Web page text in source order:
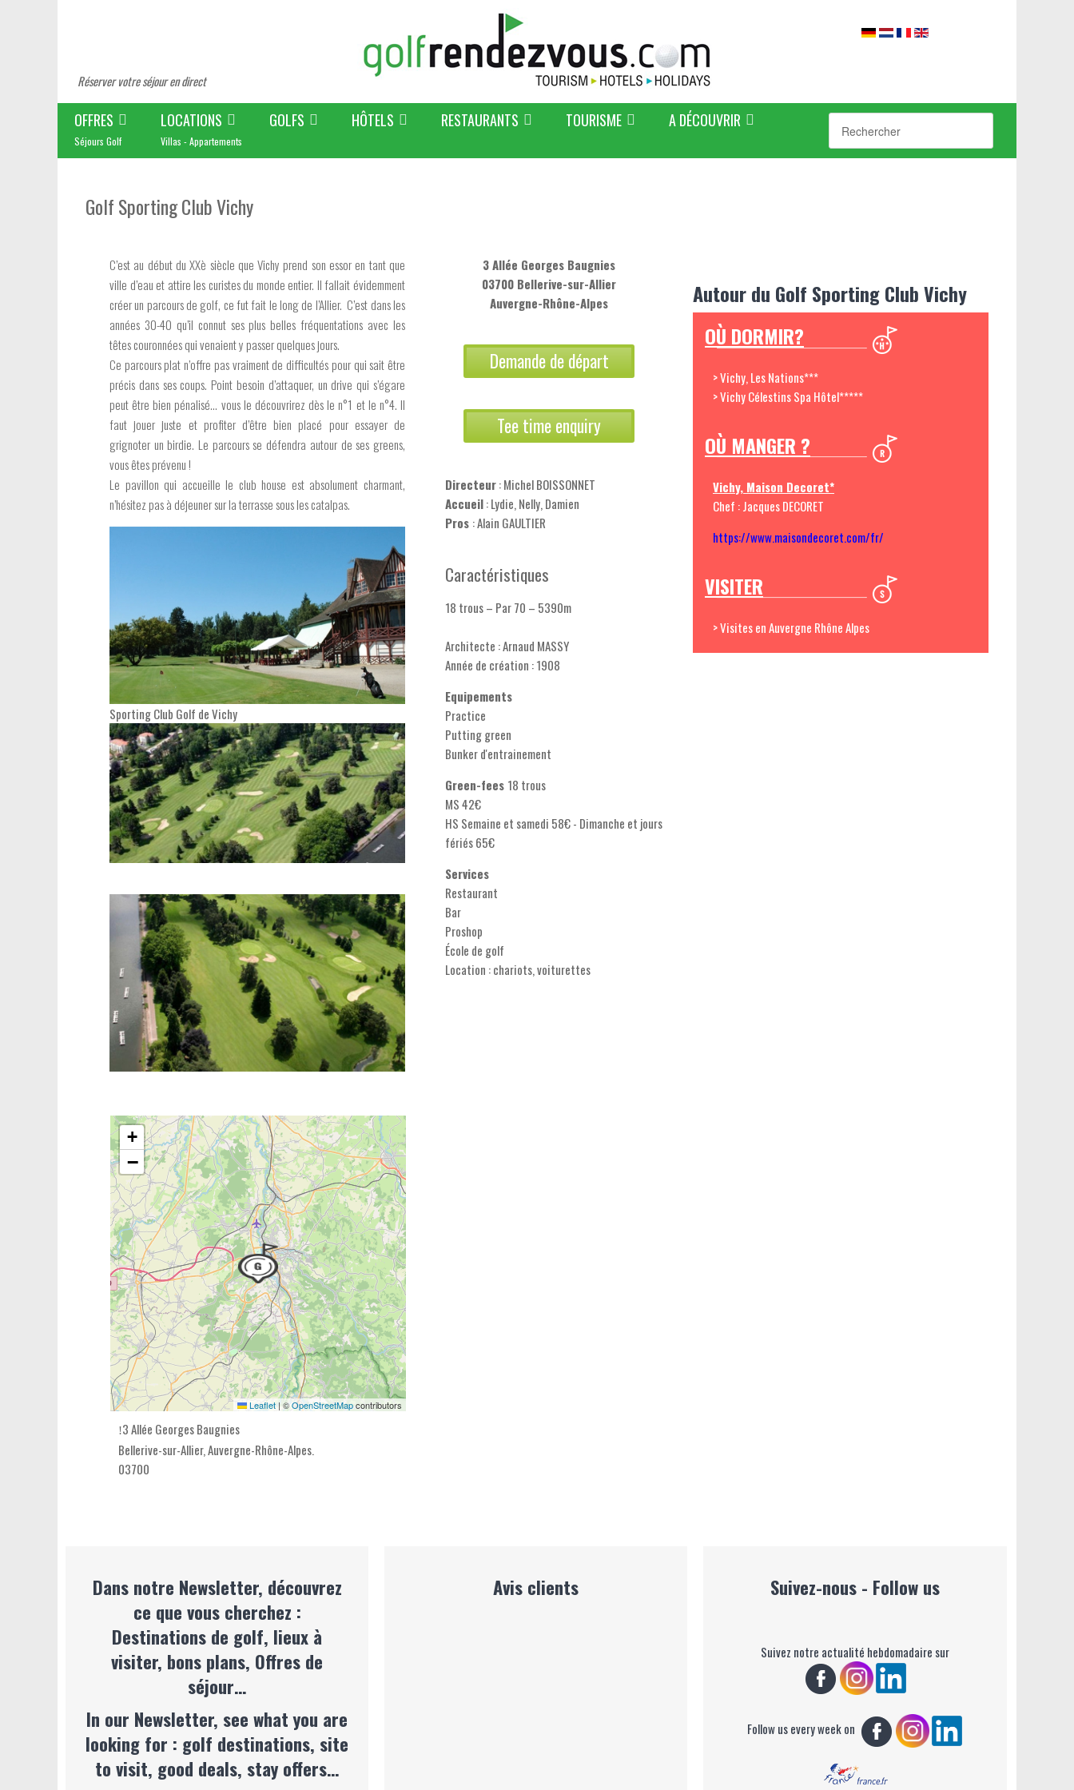
Réserver votre séjour en direct
OFFRES
Séjours Golf
LOCATIONS
Villas - Appartements
GOLFS HÔTELS RESTAURANTS TOURISME A DÉCOUVRIR
Golf Sporting Club Vichy
C’est au début du XXè siècle que Vichy prend son essor en tant que
ville d’eau et attire les curistes du monde entier. Il fallait évidemment
créer un parcours de golf, ce fut fait le long de l’Allier. C’est dans les
années 30-40 qu’il connut ses plus belles fréquentations avec les
têtes couronnées qui venaient y passer quelques jours.
Ce parcours plat n’offre pas vraiment de difficultés pour qui sait être
précis dans ses coups. Point besoin d’attaquer, un drive qui s’égare
peut être bien pénalisé… vous le découvrirez dès le n°1 et le n°4. Il
faut jouer juste et profiter d’être bien placé pour essayer de
grignoter un birdie. Le parcours se défendra autour de ses greens,
vous êtes prévenu !
Le pavillon qui accueille le club house est absolument charmant,
n’hésitez pas à déjeuner sur la terrasse sous les catalpas.
Sporting Club Golf de Vichy
+
−
Leaflet | ©OpenStreetMapcontributors
3 Allée Georges Baugnies
Bellerive-sur-Allier,Auvergne-Rhône-Alpes.
03700
3 Allée Georges Baugnies
03700 Bellerive-sur-Allier
Auvergne-Rhône-Alpes
Demande de départ
Tee time enquiry
Directeur: Michel BOISSONNET
Accueil: Lydie, Nelly, Damien
Pros : Alain GAULTIER
Caractéristiques
18 trous – Par 70 – 5390m
Architecte : Arnaud MASSY
Année de création : 1908
Equipements
Practice
Putting green
Bunker d'entrainement
Green-fees 18 trous
MS 42€
HS Semaine et samedi 58€ - Dimanche et jours
fériés 65€
Services
Restaurant
Bar
Proshop
École de golf
Location : chariots, voiturettes
Autour du Golf Sporting Club Vichy
OÙ DORMIR?
> Vichy, Les Nations***
> Vichy Célestins Spa Hôtel*****
OÙ MANGER ?
Vichy, Maison Decoret*
Chef : Jacques DECORET
https://www.maisondecoret.com/fr/
VISITER
> Visites en Auvergne Rhône Alpes
Dans notre Newsletter, découvrez
ce que vous cherchez :
Destinations de golf, lieux à
visiter, bons plans, Offres de
séjour…
In our Newsletter, see what you are
looking for : golf destinations, site
to visit, good deals, stay offers…
Avis clients Suivez-nous - Follow us
Suivez notre actualité hebdomadaire sur
Follow us every week on